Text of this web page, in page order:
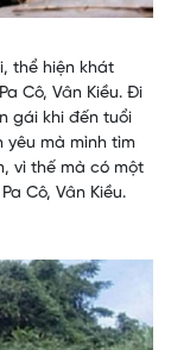
thể hiện khát
Cô, Vân Kiều. Đi
gái khi đến tuổi
yêu mà mình tìm
vì thế mà có một
Cô, Vân Kiều.